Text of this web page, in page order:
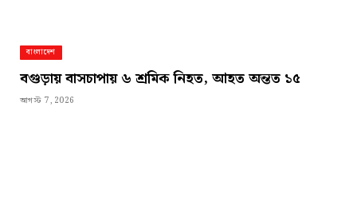
বাংলাদেশ
বগুড়ায় বাসচাপায় ৬ শ্রমিক নিহত, আহত অন্তত ১৫
আগস্ট 7, 2026